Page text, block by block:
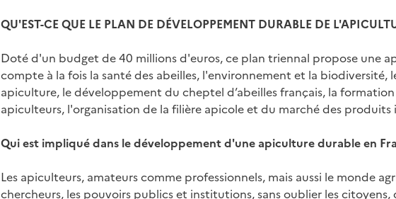
QU'EST-CE QUE LE PLAN DE DÉVELOPPEMENT DURABLE DE
Doté d'un budget de 40 millions d'euros, ce plan triennal propose une
compte à la fois la santé des abeilles, l'environnement et la biodiversité,
apiculture, le développement du cheptel d’abeilles français, la
apiculteurs, l'organisation de la filière apicole et du marché des produits
Qui est impliqué dans le développement d'une apiculture durable en
Les apiculteurs, amateurs comme professionnels, mais aussi le monde
chercheurs, les pouvoirs publics et institutions, sans oublier les